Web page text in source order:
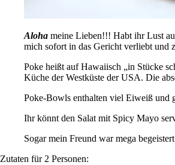
Aloha meine Lieben!!! Habt ihr Lust
mich sofort in das Gericht verliebt und
Poke heißt auf Hawaiisch „in Stücke
Küche der Westküste der USA. Die
Poke-Bowls enthalten viel Eiweiß und
Ihr könnt den Salat mit Spicy Mayo
Sogar mein Freund war mega
Zutaten für 2 Personen: